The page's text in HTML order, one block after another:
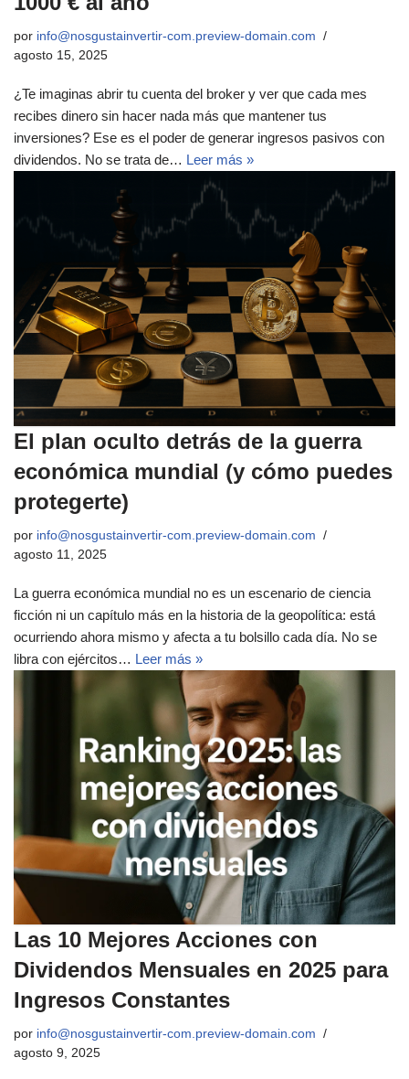
por info@nosgustainvertir-com.preview-domain.com
agosto 15, 2025
¿Te imaginas abrir tu cuenta del broker y ver que cada mes
recibes dinero sin hacer nada más que mantener tus
inversiones? Ese es el poder de generar ingresos pasivos con
dividendos. No se trata de… Leer más »
El plan oculto detrás de la guerra
económica mundial (y cómo puedes
protegerte)
por info@nosgustainvertir-com.preview-domain.com
agosto 11, 2025
La guerra económica mundial no es un escenario de ciencia
ficción ni un capítulo más en la historia de la geopolítica: está
ocurriendo ahora mismo y afecta a tu bolsillo cada día. No se
libra con ejércitos… Leer más »
Las 10 Mejores Acciones con
Dividendos Mensuales en 2025 para
Ingresos Constantes
por info@nosgustainvertir-com.preview-domain.com
agosto 9, 2025